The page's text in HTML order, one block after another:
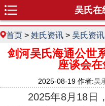
吴氏
首页 > 姓氏资讯 > 吴氏资讯
剑河吴氏海通公世
座谈会
2025-08-19 作者:吴
2025年8月18日，